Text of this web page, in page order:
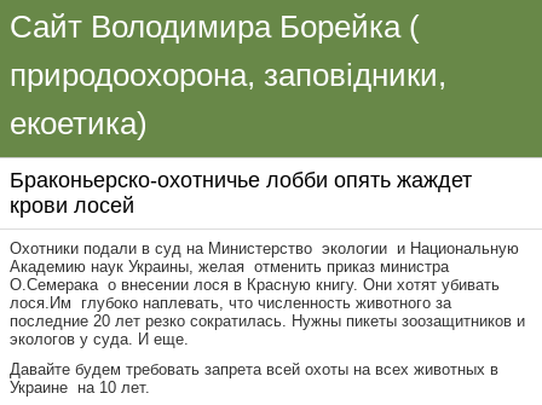
Сайт Володимира Борейка (
природоохорона, заповідники,
екоетика)
Браконьерско-охотничье лобби опять жаждет
крови лосей
Охотники подали в суд на Министерство экологии и Национальную
Академию наук Украины, желая отменить приказ министра
О.Семерака о внесении лося в Красную книгу. Они хотят убивать
лося.Им глубоко наплевать, что численность животного за
последние 20 лет резко сократилась. Нужны пикеты зоозащитников и
экологов у суда. И еще.
Давайте будем требовать запрета всей охоты на всех животных в
Украине на 10 лет.